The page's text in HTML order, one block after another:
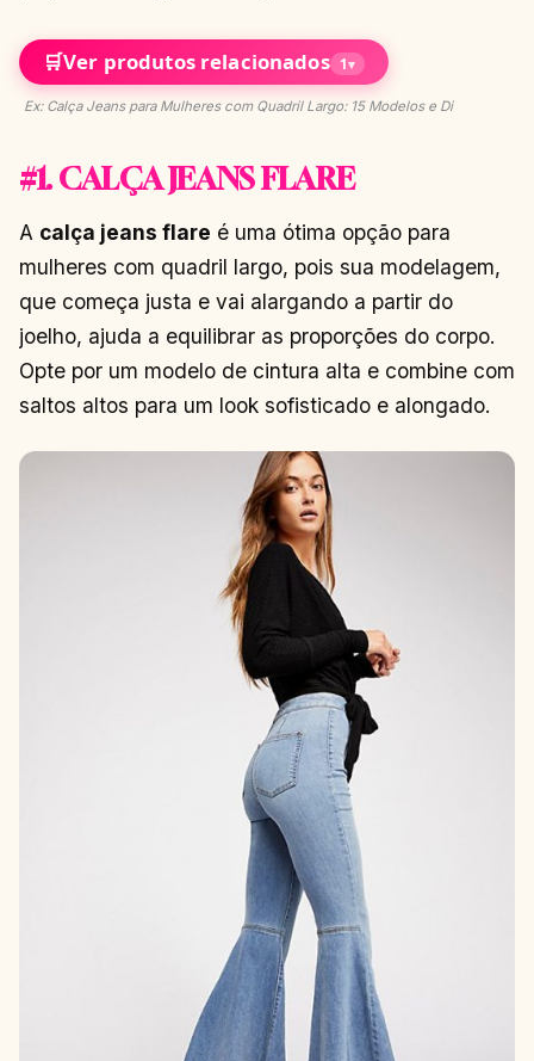
🛒Ver produtos relacionados 1▾
Ex: Calça Jeans para Mulheres com Quadril Largo: 15 Modelos e Di
#1. CALÇA JEANS FLARE
A calça jeans flare é uma ótima opção para
mulheres com quadril largo, pois sua modelagem,
que começa justa e vai alargando a partir do
joelho, ajuda a equilibrar as proporções do corpo.
Opte por um modelo de cintura alta e combine com
saltos altos para um look sofisticado e alongado.